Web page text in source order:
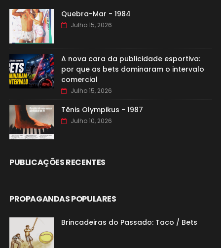
Quebra-Mar - 1984
Julho 15, 2026
A nova cara da publicidade esportiva:
por que as bets dominaram o intervalo
comercial
Julho 15, 2026
Tênis Olympikus - 1987
Julho 10, 2026
PUBLICAÇÕES RECENTES
PROPAGANDAS POPULARES
Brincadeiras do Passado: Taco / Bets